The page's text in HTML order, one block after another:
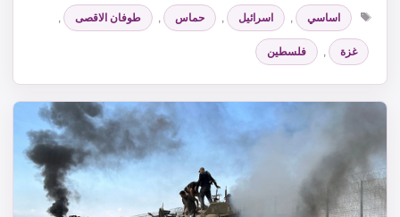
الوسوم
اساسي , اسرائيل , حماس , طوفان الاقصى ,
غزة , فلسطين